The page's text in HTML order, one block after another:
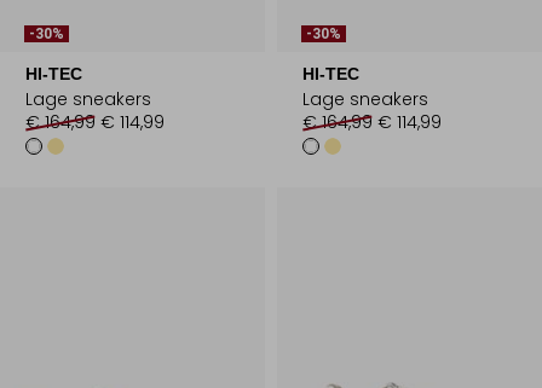
-30%
HI-TEC
Lage sneakers
€ 164,99 € 114,99
-30%
HI-TEC
Lage sneakers
€ 164,99 € 114,99